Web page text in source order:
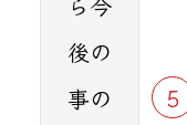
後の
事の
5